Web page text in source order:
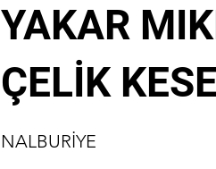
YAKAR
ÇELİK
NALBURİYE